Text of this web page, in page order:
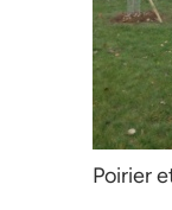
Poirier